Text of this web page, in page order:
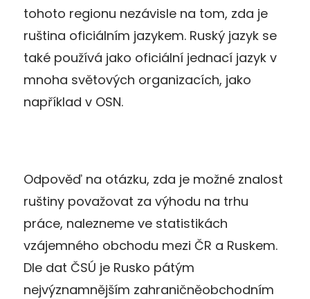
tohoto regionu nezávisle na tom, zda je
ruština oficiálním jazykem. Ruský jazyk se
také používá jako oficiální jednací jazyk v
mnoha světových organizacích, jako
například v OSN.
Odpověď na otázku, zda je možné znalost
ruštiny považovat za výhodu na trhu
práce, nalezneme ve statistikách
vzájemného obchodu mezi ČR a Ruskem.
Dle dat ČSÚ je Rusko pátým
nejvýznamnějším zahraničněobchodním